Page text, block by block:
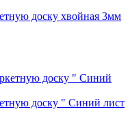
доску хвойная 3мм
доску " Синий лист